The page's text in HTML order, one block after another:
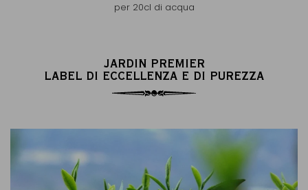
per 20cl di acqua
JARDIN PREMIER
LABEL DI ECCELLENZA E DI PUREZZA